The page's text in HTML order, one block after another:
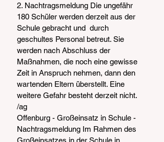
2. Nachtragsmeldung Die ungefähr
180 Schüler werden derzeit aus der
Schule gebracht und  durch
geschultes Personal betreut. Sie
werden nach Abschluss der
Maßnahmen, die noch eine gewisse
Zeit in Anspruch nehmen, dann den
wartenden Eltern überstellt. Eine
weitere Gefahr besteht derzeit nicht.
/ag
Offenburg - Großeinsatz in Schule -
Nachtragsmeldung Im Rahmen des
Großeinsatzes in der Schule in